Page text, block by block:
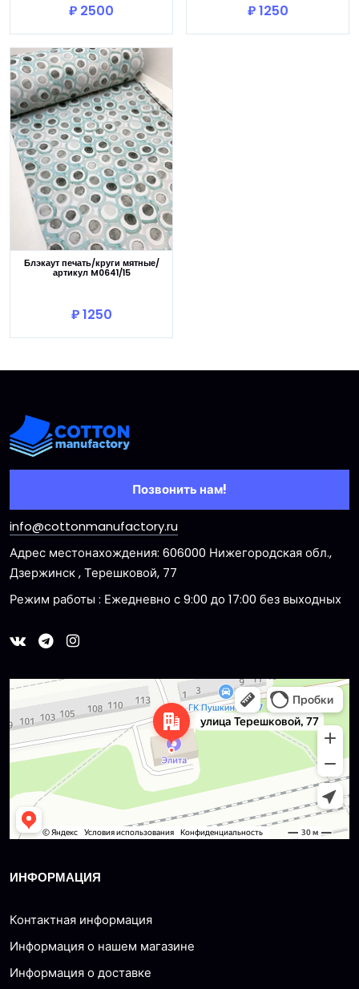
₽ 2500 ₽ 1250
Блэкаут печать/круги мятные/
артикул M0641/15
₽ 1250
Позвонить нам!
info@cottonmanufactory.ru
Адрес местонахождения: 606000 Нижегородская обл.,
Дзержинск , Терешковой, 77
Режим работы : Ежедневно с 9:00 до 17:00 без выходных
Dzerzhinsk
Ulitsa Tereshkovoy, 77 — Yandex Maps
ИНФОРМАЦИЯ
Контактная информация
Информация о нашем магазине
Информация о доставке